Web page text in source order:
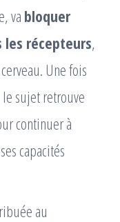
va bloquer
les récepteurs,
Une fois
sujet retrouve
continuer à
capacités
au